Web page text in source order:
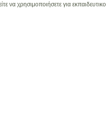
να χρησιμοποιήσετε για